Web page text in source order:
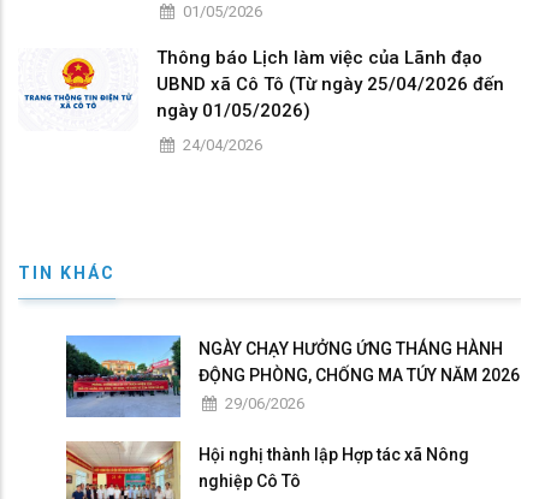
01/05/2026
Thông báo Lịch làm việc của Lãnh đạo
UBND xã Cô Tô (Từ ngày 25/04/2026 đến
ngày 01/05/2026)
24/04/2026
TIN KHÁC
NGÀY CHẠY HƯỞNG ỨNG THÁNG HÀNH
ĐỘNG PHÒNG, CHỐNG MA TÚY NĂM 2026
29/06/2026
Hội nghị thành lập Hợp tác xã Nông
nghiệp Cô Tô